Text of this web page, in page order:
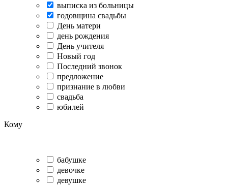
выписка из больницы
годовщина свадьбы
День матери
день рождения
День учителя
Новый год
Последний звонок
предложение
признание в любви
свадьба
юбилей
Кому
бабушке
девочке
девушке